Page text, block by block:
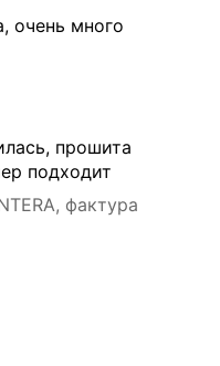
очень много
прошита
подходит
фактура